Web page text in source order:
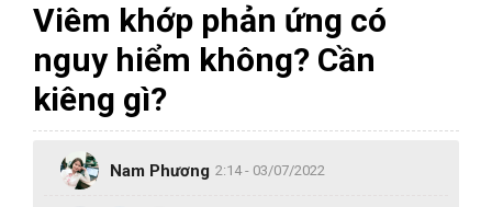
BỆNH DA LIỄU
BỆNH PHỤ KHOA
BỆNH XƯƠNG KHỚP
Viêm khớp phản ứng có
nguy hiểm không? Cần
kiêng gì?
Nam Phương 2:14 - 03/07/2022